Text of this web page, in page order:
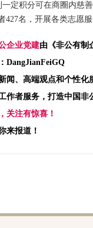
定积分可在商圈内慈
名，开展各类志愿
企业党建由《非公有制
DangJianFeiGQ
闻、高端观点和个性化
作者服务，打造中国非
关注有惊喜！
来报道！